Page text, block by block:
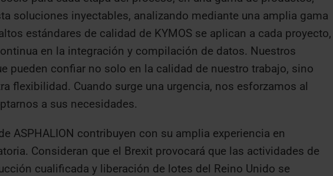
soluciones inyectables, analizando mediante una amplia gama
estándares de calidad de KYMOS se aplican a cada proyecto,
en la integración y compilación de datos. Nuestros
pueden confiar no solo en la calidad de nuestro trabajo, sino
flexibilidad. Cuando surge una urgencia, nos esforzamos al
a sus necesidades.
ASPHALION contribuyen con su amplia experiencia en
Consideran que el Brexit provocará que las actividades de
cualificada y liberación de lotes del Reino Unido se